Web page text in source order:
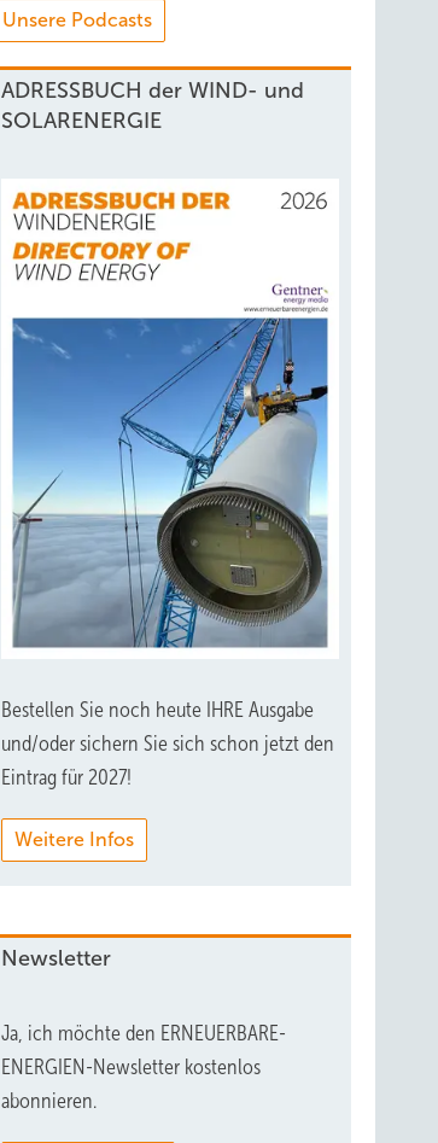
Unsere Podcasts
ADRESSBUCH der WIND- und
SOLARENERGIE
Bestellen Sie noch heute IHRE Ausgabe
und/oder sichern Sie sich schon jetzt den
Eintrag für 2027!
Weitere Infos
Newsletter
Ja, ich möchte den ERNEUERBARE-
ENERGIEN-Newsletter kostenlos
abonnieren.